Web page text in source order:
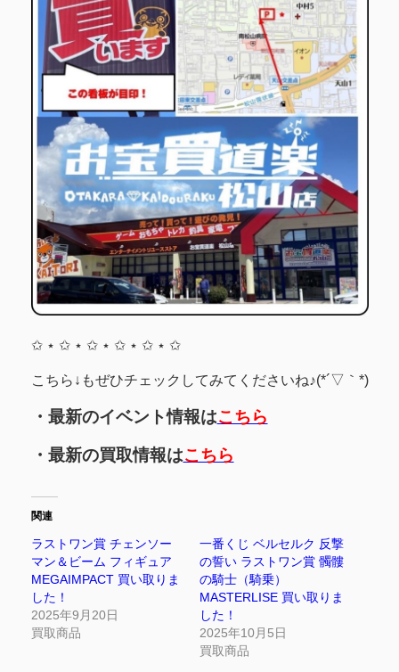
✩ ⋆ ✩ ⋆ ✩ ⋆ ✩ ⋆ ✩ ⋆ ✩
こちら↓もぜひチェックしてみてくださいね♪(*´▽｀*)
・最新のイベント情報はこちら
・最新の買取情報はこちら
関連
ラストワン賞 チェンソー
マン＆ビーム フィギュア
MEGAIMPACT 買い取りま
した！
2025年9月20日
買取商品
一番くじ ベルセルク 反撃
の誓い ラストワン賞 髑髏
の騎士（騎乗）
MASTERLISE 買い取りま
した！
2025年10月5日
買取商品